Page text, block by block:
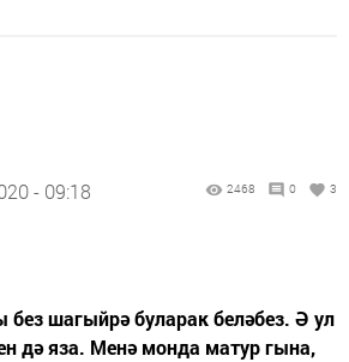
- 09:18 2468 0 3
без шагыйрә буларак беләбез. Ә ул
дә яза. Менә монда матур гына,